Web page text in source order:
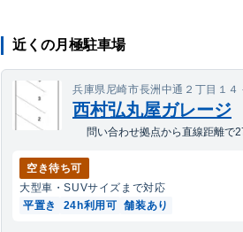
近くの月極駐車場
兵庫県尼崎市長洲中通２丁目１４
西村弘丸屋ガレージ
問い合わせ拠点から直線距離で
空き待ち可
大型車・SUVサイズまで対応
平置き
24h利用可 舗装あり